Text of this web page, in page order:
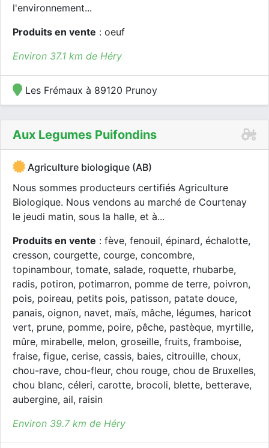
l'environnement...
Produits en vente : oeuf
Environ 37.1 km de Héry
Les Frémaux à 89120 Prunoy
Aux Legumes Puifondins
Agriculture biologique (AB)
Nous sommes producteurs certifiés Agriculture
Biologique. Nous vendons au marché de Courtenay
le jeudi matin, sous la halle, et à...
Produits en vente : fève, fenouil, épinard, échalotte,
cresson, courgette, courge, concombre,
topinambour, tomate, salade, roquette, rhubarbe,
radis, potiron, potimarron, pomme de terre, poivron,
pois, poireau, petits pois, patisson, patate douce,
panais, oignon, navet, maïs, mâche, légumes, haricot
vert, prune, pomme, poire, pêche, pastèque, myrtille,
mûre, mirabelle, melon, groseille, fruits, framboise,
fraise, figue, cerise, cassis, baies, citrouille, choux,
chou-rave, chou-fleur, chou rouge, chou de Bruxelles,
chou blanc, céleri, carotte, brocoli, blette, betterave,
aubergine, ail, raisin
Environ 39.7 km de Héry